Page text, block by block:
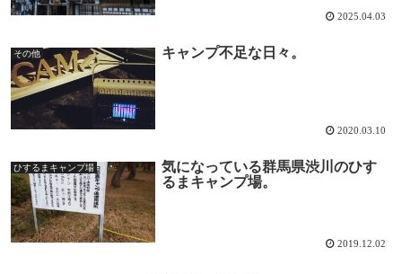
2025.04.03
その他 キャンプ不足な日々。
2020.03.10
ひするまキャンプ場
気になっている群馬県渋川のひす
るまキャンプ場。
2019.12.02